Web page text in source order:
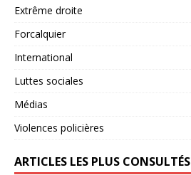
Extrême droite
Forcalquier
International
Luttes sociales
Médias
Violences policières
ARTICLES LES PLUS CONSULTÉS